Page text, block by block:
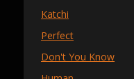
Katchi
Perfect
Don't You Know